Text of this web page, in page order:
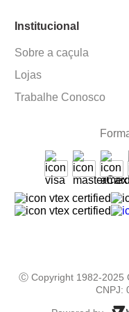
Institucional
Sobre a caçula
Lojas
Trabalhe Conosco
Ⓒ Copyright 1982-2025
CNPJ: